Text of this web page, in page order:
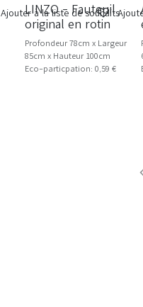
LINZO - Fauteuil
original en rotin
Profondeur 78cm x Largeur
85cm x Hauteur 100cm
Eco-particpation: 0,59 €
Ajouter à la liste de souhaits